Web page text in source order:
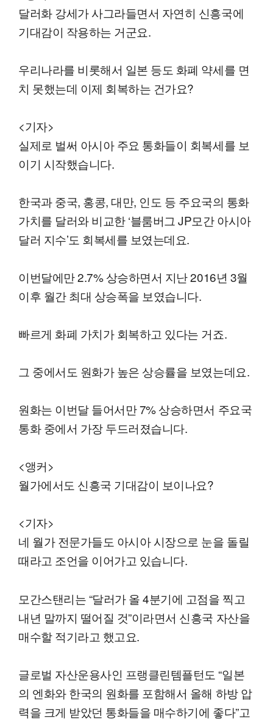
달러화 강세가 사그라들면서 자연히 신흥국에
기대감이 작용하는 거군요.
우리나라를 비롯해서 일본 등도 화폐 약세를 면
치 못했는데 이제 회복하는 건가요?
<기자>
실제로 벌써 아시아 주요 통화들이 회복세를 보
이기 시작했습니다.
한국과 중국, 홍콩, 대만, 인도 등 주요국의 통화
가치를 달러와 비교한 ‘블룸버그 JP모간 아시아
달러 지수’도 회복세를 보였는데요.
이번달에만 2.7% 상승하면서 지난 2016년 3월
이후 월간 최대 상승폭을 보였습니다.
빠르게 화폐 가치가 회복하고 있다는 거죠.
그 중에서도 원화가 높은 상승률을 보였는데요.
원화는 이번달 들어서만 7% 상승하면서 주요국
통화 중에서 가장 두드러졌습니다.
<앵커>
월가에서도 신흥국 기대감이 보이나요?
<기자>
네 월가 전문가들도 아시아 시장으로 눈을 돌릴
때라고 조언을 이어가고 있습니다.
모간스탠리는 “달러가 올 4분기에 고점을 찍고
내년 말까지 떨어질 것”이라면서 신흥국 자산을
매수할 적기라고 했고요.
글로벌 자산운용사인 프랭클린템플턴도 “일본
의 엔화와 한국의 원화를 포함해서 올해 하방 압
력을 크게 받았던 통화들을 매수하기에 좋다”고